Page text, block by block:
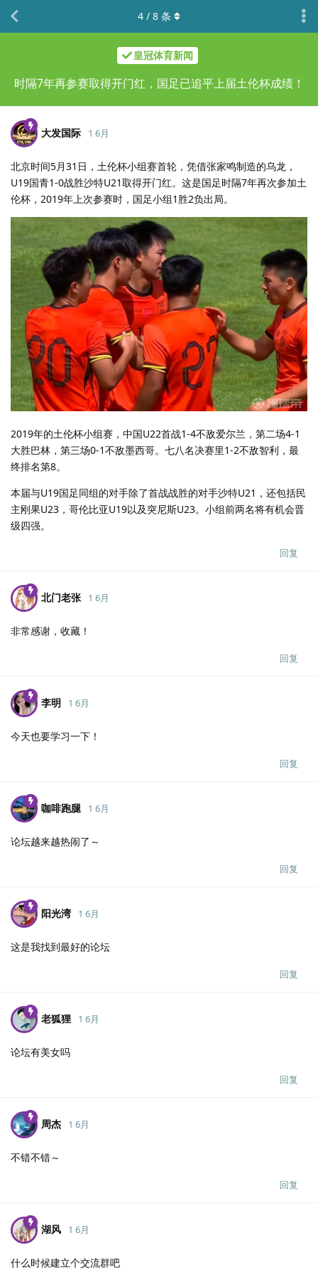
皇冠体育新闻
时隔7年再参赛取得开门红，国足已追平上届土伦杯成绩！
4 / 8 条
大发国际 1 6月
北京时间5月31日，土伦杯小组赛首轮，凭借张家鸣制造的乌龙，
U19国青1-0战胜沙特U21取得开门红。这是国足时隔7年再次参加土
伦杯，2019年上次参赛时，国足小组1胜2负出局。
2019年的土伦杯小组赛，中国U22首战1-4不敌爱尔兰，第二场4-1
大胜巴林，第三场0-1不敌墨西哥。七八名决赛里1-2不敌智利，最
终排名第8。
本届与U19国足同组的对手除了首战战胜的对手沙特U21，还包括民
主刚果U23，哥伦比亚U19以及突尼斯U23。小组前两名将有机会晋
级四强。
回复
北门老张 1 6月
非常感谢，收藏！
回复
李明 1 6月
今天也要学习一下！
回复
咖啡跑腿 1 6月
论坛越来越热闹了～
回复
阳光湾 1 6月
这是我找到最好的论坛
回复
老狐狸 1 6月
论坛有美女吗
回复
周杰 1 6月
不错不错～
回复
湖风 1 6月
什么时候建立个交流群吧